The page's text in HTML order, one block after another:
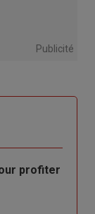
Publicité
profiter